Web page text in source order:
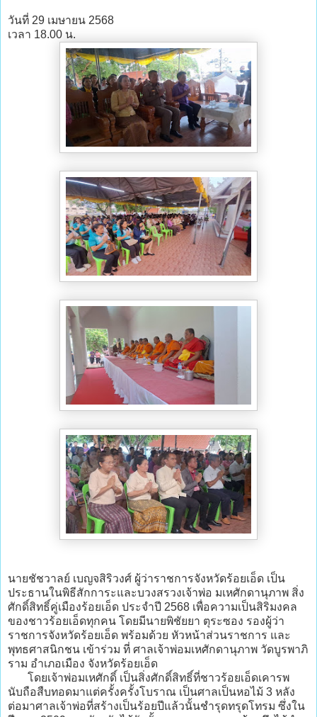
วันที่ 29 เมษายน 2568
เวลา 18.00 น.
นายชัชวาลย์ เบญจสิริวงศ์ ผู้ว่าราชการจังหวัดร้อยเอ็ด เป็น
ประธานในพิธีสักการะและบวงสรวงเจ้าพ่อ มเหศักดานุภาพ สิ่ง
ศักดิ์สิทธิ์คู่เมืองร้อยเอ็ด ประจำปี 2568 เพื่อความเป็นสิริมงคล
ของชาวร้อยเอ็ดทุกคน โดยมีนายพิชัยยา ตุระซอง รองผู้ว่า
ราชการจังหวัดร้อยเอ็ด พร้อมด้วย หัวหน้าส่วนราชการ และ
พุทธศาสนิกชน เข้าร่วม ที่ ศาลเจ้าพ่อมเหศักดานุภาพ วัดบูรพาภิ
ราม อำเภอเมือง จังหวัดร้อยเอ็ด
โดยเจ้าพ่อมเหศักดิ์ เป็นสิ่งศักดิ์สิทธิ์ที่ชาวร้อยเอ็ดเคารพ
นับถือสืบทอดมาแต่ครั้งครั้งโบราณ เป็นศาลเป็นหอไม้ 3 หลัง
ต่อมาศาลเจ้าพ่อที่สร้างเป็นร้อยปีแล้วนั้นชำรุดทรุดโทรม ซึ่งใน